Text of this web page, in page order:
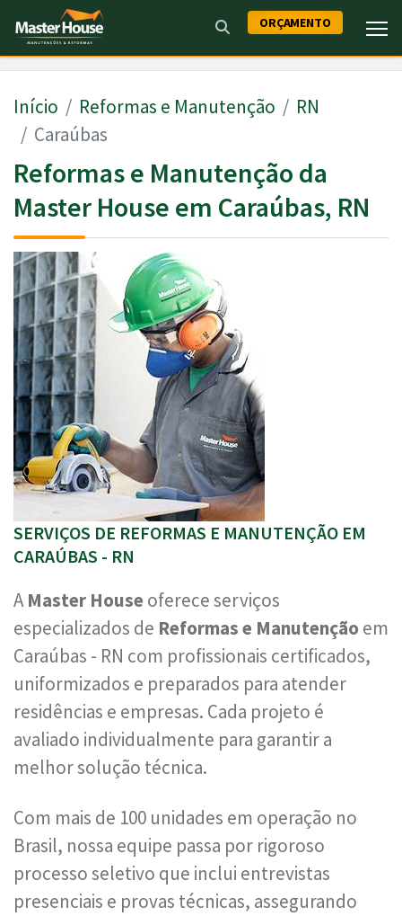
ORÇAMENTO
Início Reformas e Manutenção
RN
Caraúbas
Reformas e Manutenção da
Master House em Caraúbas, RN
SERVIÇOS DE REFORMAS E MANUTENÇÃO EM
CARAÚBAS - RN
AMaster House oferece serviços
especializados de Reformas e Manutenção em
Caraúbas - RN com profissionais certificados,
uniformizados e preparados para atender
residências e empresas. Cada projeto é
avaliado individualmente para garantir a
melhor solução técnica.
Com mais de 100 unidades em operação no
Brasil, nossa equipe passa por rigoroso
processo seletivo que inclui entrevistas
presenciais e provas técnicas, assegurando